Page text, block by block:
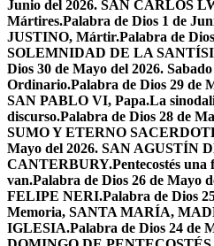
Junio del 2026. SAN CARLOS
Mártires.Palabra de Dios 1 de
JUSTINO, Mártir.Palabra de
SOLEMNIDAD DE LA
Dios 30 de Mayo del 2026.
Ordinario.Palabra de Dios 29 de
SAN PABLO VI, Papa.La
discurso.Palabra de Dios 28 de
SUMO Y ETERNO
Mayo del 2026. SAN AGUSTÍN
CANTERBURY.Pentecostés una
van.Palabra de Dios 26 de Mayo
FELIPE NERI.Palabra de Dios
Memoria, SANTA MARÍA,
IGLESIA.Palabra de Dios 24 de